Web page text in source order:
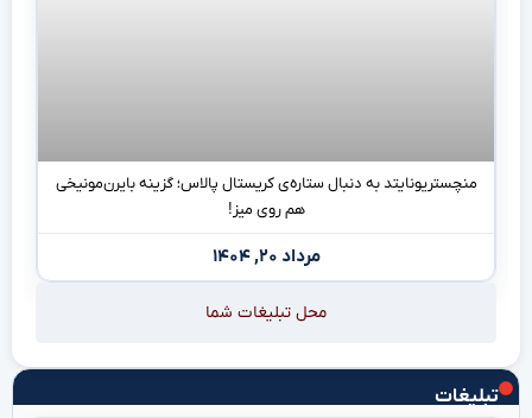
تبلیغات
منچستریونایتد به دنبال ستاره‌ی کریستال پالاس؛ گزینه بایرن‌مونیخی
هم روی میز!
مرداد ۲۰, ۱۴۰۴
محل تبلیغات شما